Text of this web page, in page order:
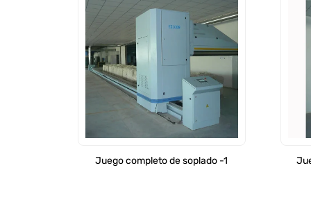
Juego completo de soplado -1